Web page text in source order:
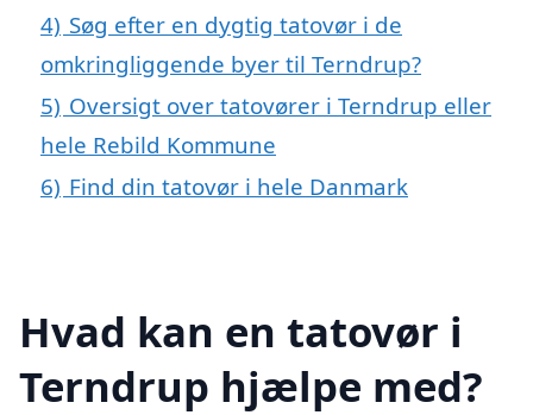
4) Søg efter en dygtig tatovør i de
omkringliggende byer til Terndrup?
5) Oversigt over tatovører i Terndrup eller
hele Rebild Kommune
6) Find din tatovør i hele Danmark
Hvad kan en tatovør i
Terndrup hjælpe med?